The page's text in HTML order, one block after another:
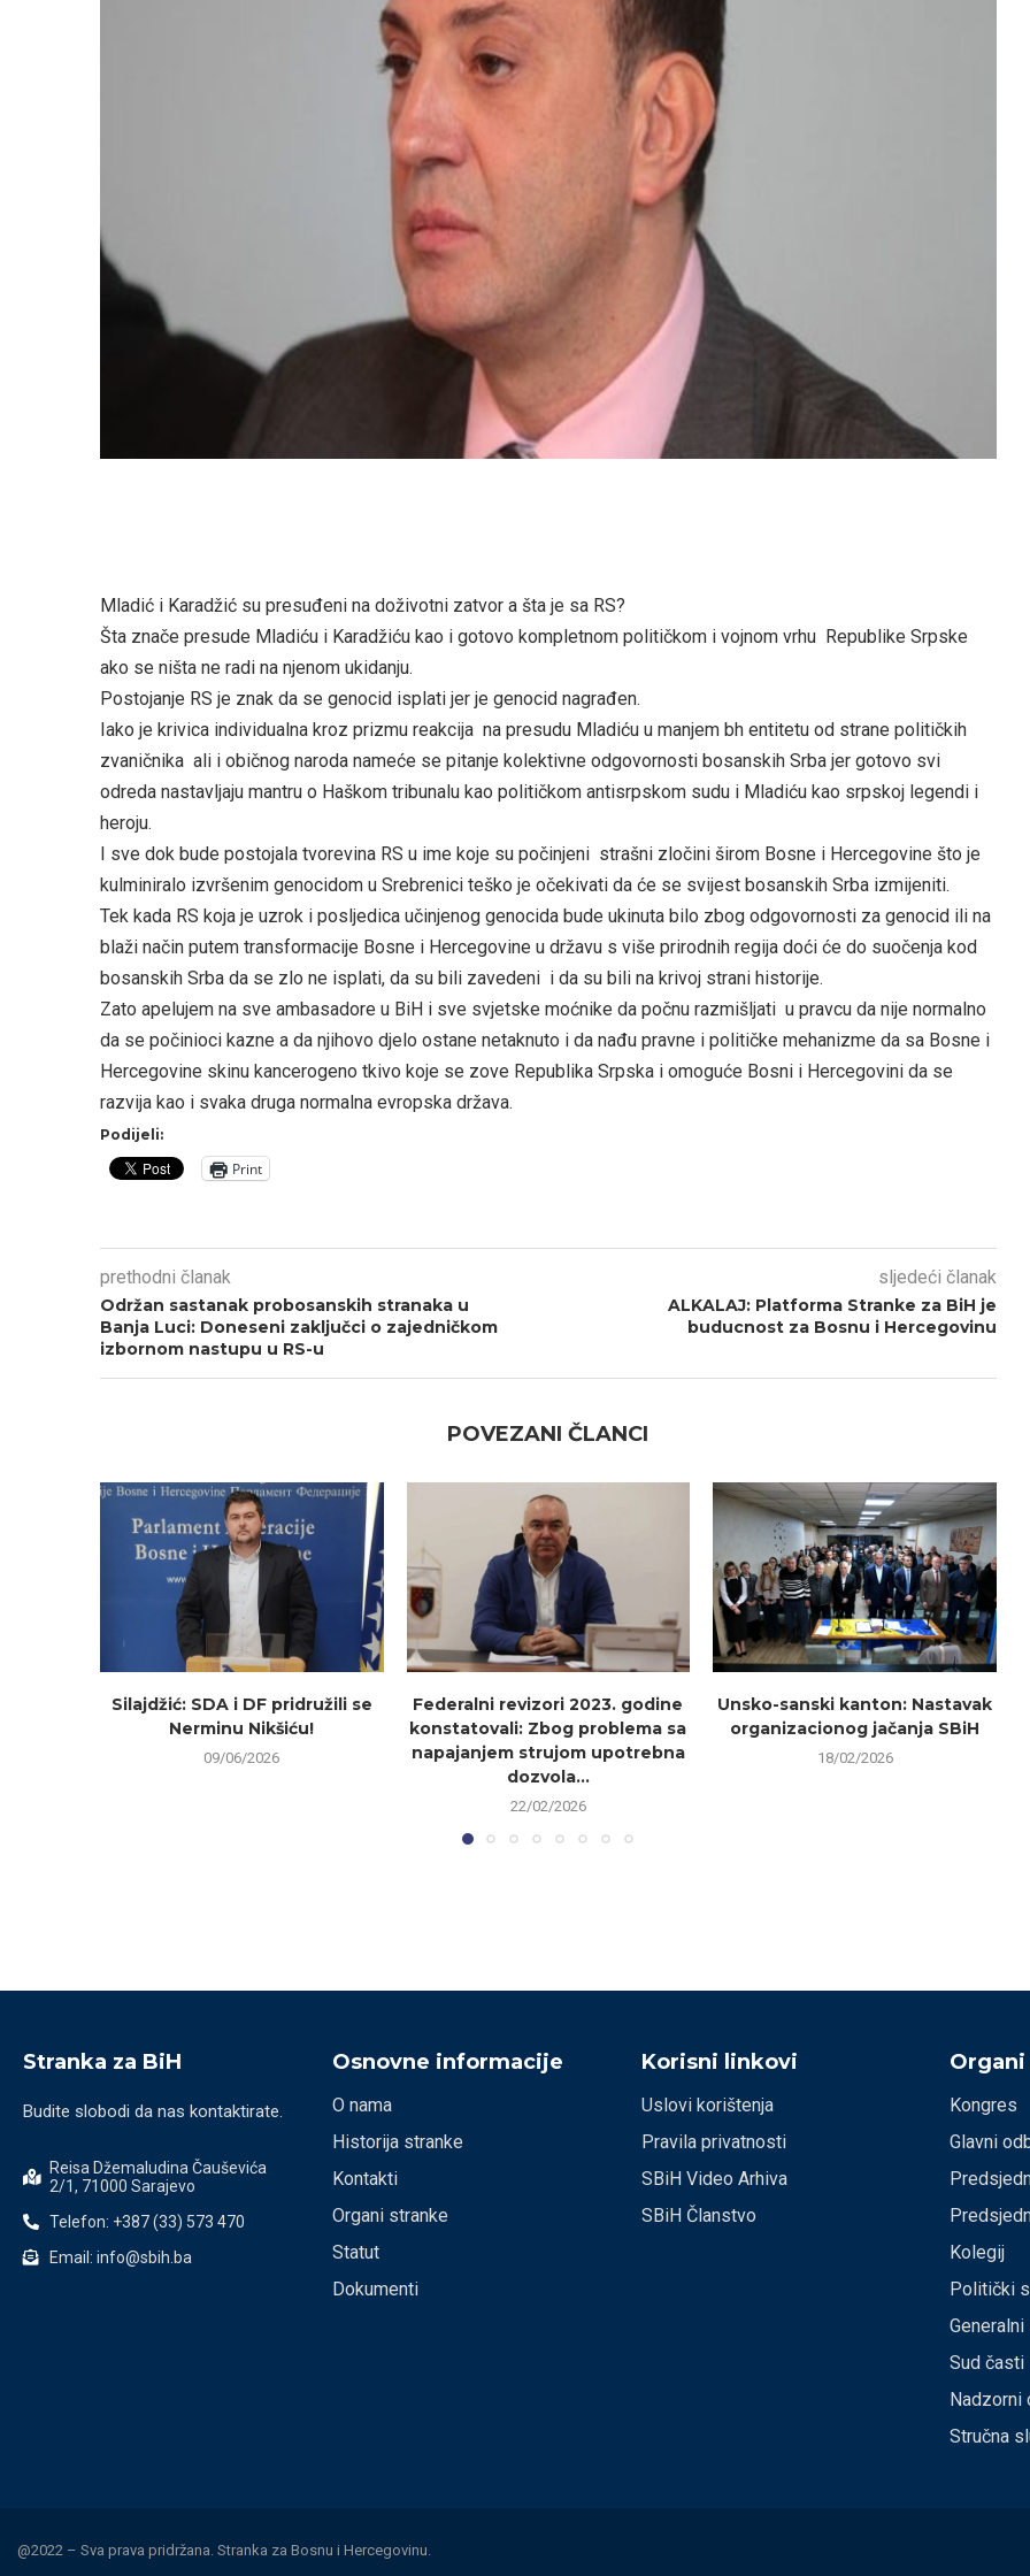
Mladić i Karadžić su presuđeni na doživotni zatvor a šta je sa RS?
Šta znače presude Mladiću i Karadžiću kao i gotovo kompletnom političkom i vojnom vrhu Republike Srpske
ako se ništa ne radi na njenom ukidanju.
Postojanje RS je znak da se genocid isplati jer je genocid nagrađen.
Iako je krivica individualna kroz prizmu reakcija na presudu Mladiću u manjem bh entitetu od strane političkih
zvaničnika ali i običnog naroda nameće se pitanje kolektivne odgovornosti bosanskih Srba jer gotovo svi
odreda nastavljaju mantru o Haškom tribunalu kao političkom antisrpskom sudu i Mladiću kao srpskoj legendi i
heroju.
I sve dok bude postojala tvorevina RS u ime koje su počinjeni strašni zločini širom Bosne i Hercegovine što je
kulminiralo izvršenim genocidom u Srebrenici teško je očekivati da će se svijest bosanskih Srba izmijeniti.
Tek kada RS koja je uzrok i posljedica učinjenog genocida bude ukinuta bilo zbog odgovornosti za genocid ili na
blaži način putem transformacije Bosne i Hercegovine u državu s više prirodnih regija doći će do suočenja kod
bosanskih Srba da se zlo ne isplati, da su bili zavedeni i da su bili na krivoj strani historije.
Zato apelujem na sve ambasadore u BiH i sve svjetske moćnike da počnu razmišljati u pravcu da nije normalno
da se počinioci kazne a da njihovo djelo ostane netaknuto i da nađu pravne i političke mehanizme da sa Bosne i
Hercegovine skinu kancerogeno tkivo koje se zove Republika Srpska i omoguće Bosni i Hercegovini da se
razvija kao i svaka druga normalna evropska država.
Podijeli:
Print
prethodni članak
Održan sastanak probosanskih stranaka u
Banja Luci: Doneseni zaključci o zajedničkom
izbornom nastupu u RS-u
sljedeći članak
ALKALAJ: Platforma Stranke za BiH je
buducnost za Bosnu i Hercegovinu
POVEZANI ČLANCI
Silajdžić: SDA i DF pridružili se
Nerminu Nikšiću!
09/06/2026
Federalni revizori 2023. godine
konstatovali: Zbog problema sa
napajanjem strujom upotrebna
dozvola...
22/02/2026
Unsko-sanski kanton: Nastavak
organizacionog jačanja SBiH
18/02/2026
Stranka za BiH
Budite slobodi da nas kontaktirate.
Reisa Džemaludina Čauševića
2/1, 71000 Sarajevo
Telefon: +387 (33) 573 470
Email: info@sbih.ba
Osnovne informacije
O nama
Historija stranke
Kontakti
Organi stranke
Statut
Dokumenti
Korisni linkovi
Uslovi korištenja
Pravila privatnosti
SBiH Video Arhiva
SBiH Članstvo
Kongres
Glavni
Kolegij
Politički
Sud časti
Nadzorni
Stručna
@2022 – Sva prava pridržana. Stranka za Bosnu i Hercegovinu.